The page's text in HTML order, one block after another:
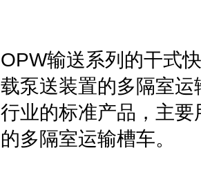
OPW输送系列的干式
载泵送装置的多隔室
行业的标准产品，主
的多隔室运输槽车。